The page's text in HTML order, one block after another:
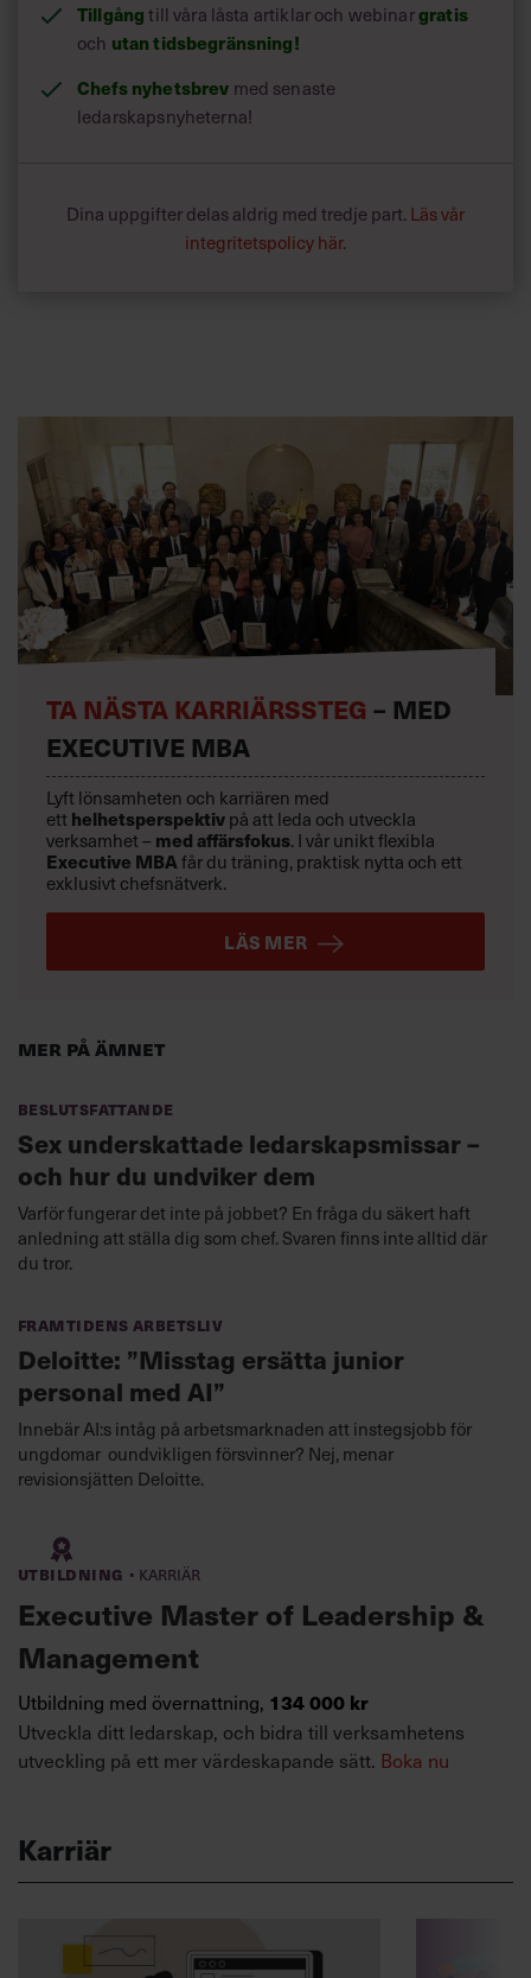
Tillgångtill våra låsta artiklar och webinargratis
och utan tidsbegränsning!
Chefs nyhetsbrev med senaste
ledarskapsnyheterna!
Dina uppgifter delas aldrig med tredje part. Läs vår
integritetspolicy här.
Mer på ämnet
Beslutsfattande
Sex underskattade ledarskapsmissar –
och hur du undviker dem
Varför fungerar det inte på jobbet? En fråga du säkert haft
anledning att ställa dig som chef. Svaren finns inte alltid där
du tror.
Framtidens arbetsliv
Deloitte: ”Misstag ersätta junior
personal med AI”
Innebär AI:s intåg på arbetsmarknaden att instegsjobb för
ungdomar oundvikligen försvinner? Nej, menar
revisionsjätten Deloitte.
Utbildning · Karriär
Executive Master of Leadership &
Management
Utbildning med övernattning, 134 000 kr
Utveckla ditt ledarskap, och bidra till verksamhetens
utveckling på ett mer värdeskapande sätt. Boka nu
TA NÄSTA KARRIÄRSSTEG – MED
EXECUTIVE MBA
Lyft lönsamheten och karriären med
ett helhetsperspektivpå att leda och utveckla
verksamhet – med affärsfokus. I vår unikt flexibla
Executive MBAfår du träning, praktisk nytta och ett
exklusivt chefsnätverk.
LÄS MER
Karriär